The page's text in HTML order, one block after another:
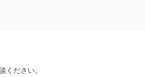
ください。